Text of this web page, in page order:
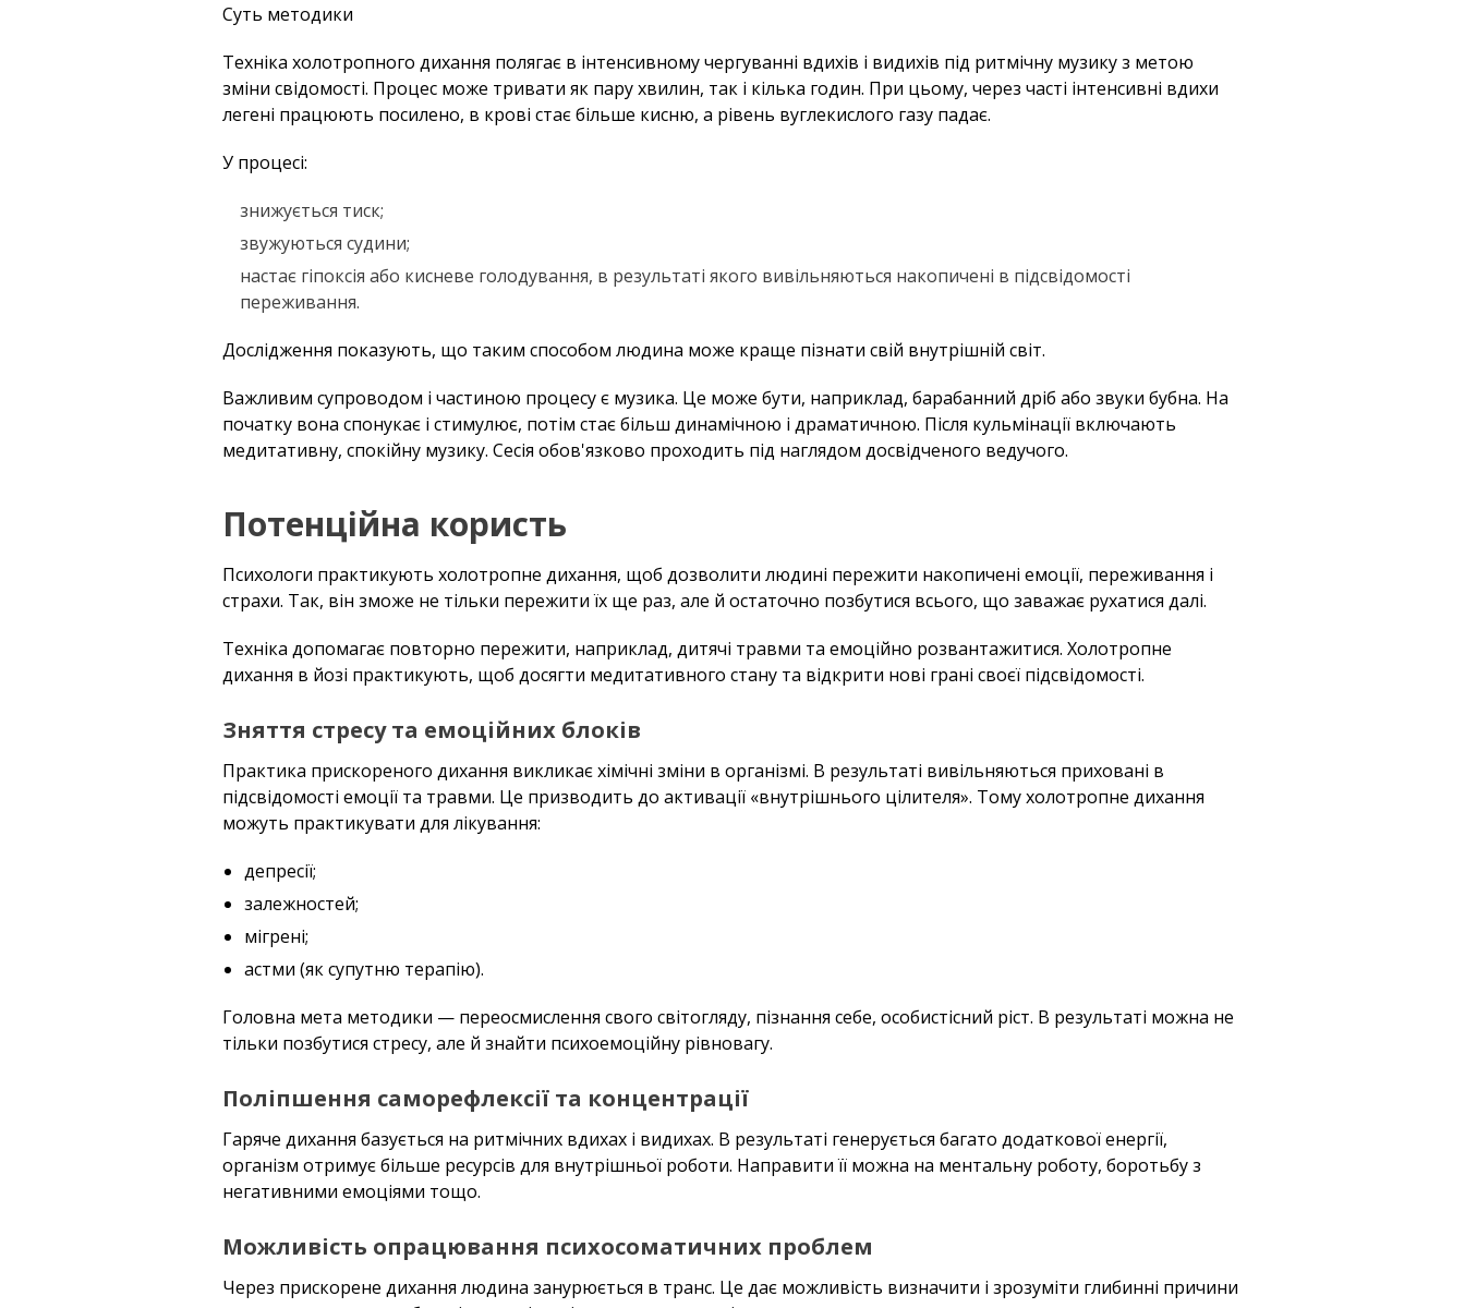
Суть методики
Техніка холотропного дихання полягає в інтенсивному чергуванні вдихів і видихів під ритмічну музику з метою
зміни свідомості. Процес може тривати як пару хвилин, так і кілька годин. При цьому, через часті інтенсивні вдихи
легені працюють посилено, в крові стає більше кисню, а рівень вуглекислого газу падає.
У процесі:
знижується тиск;
звужуються судини;
настає гіпоксія або кисневе голодування, в результаті якого вивільняються накопичені в підсвідомості
переживання.
Дослідження показують, що таким способом людина може краще пізнати свій внутрішній світ.
Важливим супроводом і частиною процесу є музика. Це може бути, наприклад, барабанний дріб або звуки бубна. На
початку вона спонукає і стимулює, потім стає більш динамічною і драматичною. Після кульмінації включають
медитативну, спокійну музику. Сесія обов'язково проходить під наглядом досвідченого ведучого.
Потенційна користь
Психологи практикують холотропне дихання, щоб дозволити людині пережити накопичені емоції, переживання і
страхи. Так, він зможе не тільки пережити їх ще раз, але й остаточно позбутися всього, що заважає рухатися далі.
Техніка допомагає повторно пережити, наприклад, дитячі травми та емоційно розвантажитися. Холотропне
дихання в йозі практикують, щоб досягти медитативного стану та відкрити нові грані своєї підсвідомості.
Зняття стресу та емоційних блоків
Практика прискореного дихання викликає хімічні зміни в організмі. В результаті вивільняються приховані в
підсвідомості емоції та травми. Це призводить до активації «внутрішнього цілителя». Тому холотропне дихання
можуть практикувати для лікування:
депресії;
залежностей;
мігрені;
астми (як супутню терапію).
Головна мета методики — переосмислення свого світогляду, пізнання себе, особистісний ріст. В результаті можна не
тільки позбутися стресу, але й знайти психоемоційну рівновагу.
Поліпшення саморефлексії та концентрації
Гаряче дихання базується на ритмічних вдихах і видихах. В результаті генерується багато додаткової енергії,
організм отримує більше ресурсів для внутрішньої роботи. Направити її можна на ментальну роботу, боротьбу з
негативними емоціями тощо.
Можливість опрацювання психосоматичних проблем
Через прискорене дихання людина занурюється в транс. Це дає можливість визначити і зрозуміти глибинні причини